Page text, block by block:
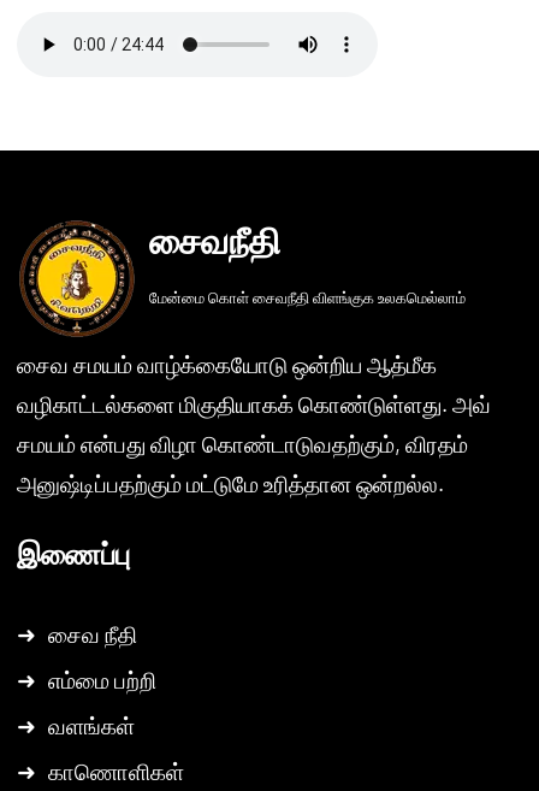
சைவநீதி
மேன்மை கொள் சைவநீதி விளங்குக உலகமெல்லாம்
சைவ சமயம் வாழ்க்கையோடு ஒன்றிய ஆத்மீக
வழிகாட்டல்களை மிகுதியாகக் கொண்டுள்ளது. அவ்
சமயம் என்பது விழா கொண்டாடுவதற்கும், விரதம்
அனுஷ்டிப்பதற்கும் மட்டுமே உரித்தான ஒன்றல்ல.
இணைப்பு
➜ சைவ நீதி
➜ எம்மை பற்றி
➜ வளங்கள்
➜ காணொளிகள்